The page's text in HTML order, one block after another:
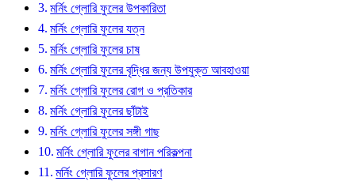
মর্নিং গ্লোরি ফুলের উপকারিতা
মর্নিং গ্লোরি ফুলের যত্ন
মর্নিং গ্লোরি ফুলের চাষ
মর্নিং গ্লোরি ফুলের বৃদ্ধির জন্য উপযুক্ত আবহাওয়া
মর্নিং গ্লোরি ফুলের রোগ ও প্রতিকার
মর্নিং গ্লোরি ফুলের ছাঁটাই
মর্নিং গ্লোরি ফুলের সঙ্গী গাছ
মর্নিং গ্লোরি ফুলের বাগান পরিকল্পনা
মর্নিং গ্লোরি ফুলের প্রসারণ